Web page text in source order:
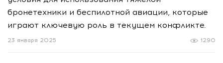
бронетехники и беспилотной авиации, которые
играют ключевую роль в текущем конфликте.
1290
23 января 2025